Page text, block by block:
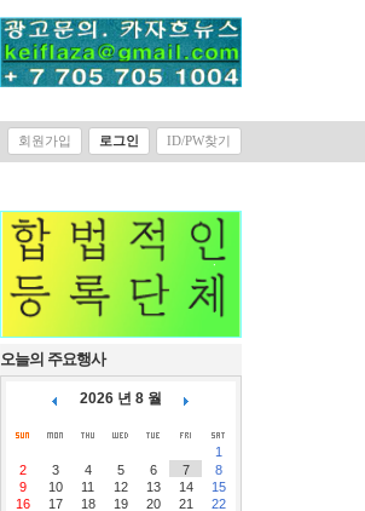
회원가입 로그인 ID/PW찾기
오늘의 주요행사
2026 년 8 월
1
2
3 4 5 6 7
8
9
10 11 12 13 14
15
16
17 18 19 20 21
22